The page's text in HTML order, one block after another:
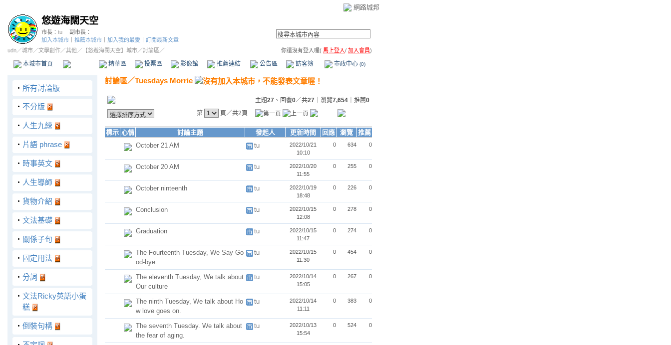
網路城邦
悠遊海闊天空
市長： tu
副市長：
加入本城市
推薦本城市 加入我的最愛
訂閱最新文章
udn／城市／文學創作／其他 ／ 【悠遊海闊天空】城市／討論區／ 你還沒有登入喔( 馬上登入/ 加入會員)
本城市首頁 精華區 投票區 影像館 推薦連結 公告區 訪客簿 市政中心 (0)
‧ 所有討論版
‧ 不分版
‧ 人生九練
‧ 片語 phrase
‧ 時事英文
‧ 人生導師
‧ 貨物介紹
‧ 文法基礎
‧ 關係子句
‧ 固定用法
‧ 分詞
‧ 文法Ricky英語小蛋
糕
‧ 倒裝句構
討論區／Tuesdays Morrie
主題27 、回覆0／共27 ｜瀏覽7,654 ｜推薦0
第
頁／共2頁
標示 心情 討論主題 發起人 更新時間 回應 瀏覽
推薦
October 21 AM
tu
2022/10/21
10:10
0 634 0
October 20 AM tu
2022/10/20
11:55
0 255 0
October ninteenth tu
2022/10/19
18:48
0 226 0
Conclusion tu
2022/10/15
12:08
0 278 0
Graduation tu
2022/10/15
11:47
0 274 0
The Fourteenth Tuesday, We Say Go
od-bye.
tu
2022/10/15
11:30
0 454 0
The eleventh Tuesday, We talk about
Our culture
tu
2022/10/14
15:05
0 267 0
The ninth Tuesday, We talk about Ho
w love goes on.
tu
2022/10/14
11:11
0 383 0
The seventh Tuesday. We talk about
the fear of aging.
tu
2022/10/13
15:54
0 524 0